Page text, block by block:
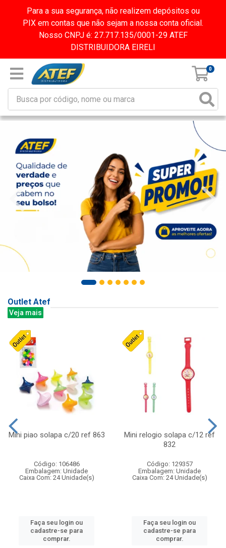
Para a sua segurança, não realizem depósitos ou
PIX em contas que não sejam a nossa conta oficial.
Nosso CNPJ é: 27.717.135/0001-29 ATEF
DISTRIBUIDORA EIRELI
0
Outlet Atef
Veja mais
Mini piao solapa c/20 ref 863
Código: 106486
Embalagem: Unidade
Caixa Com: 24 Unidade(s)
Faça seu login ou
cadastre-se para
comprar.
Mini relogio solapa c/12 ref
832
Código: 129357
Embalagem: Unidade
Caixa Com: 24 Unidade(s)
Faça seu login ou
cadastre-se para
comprar.